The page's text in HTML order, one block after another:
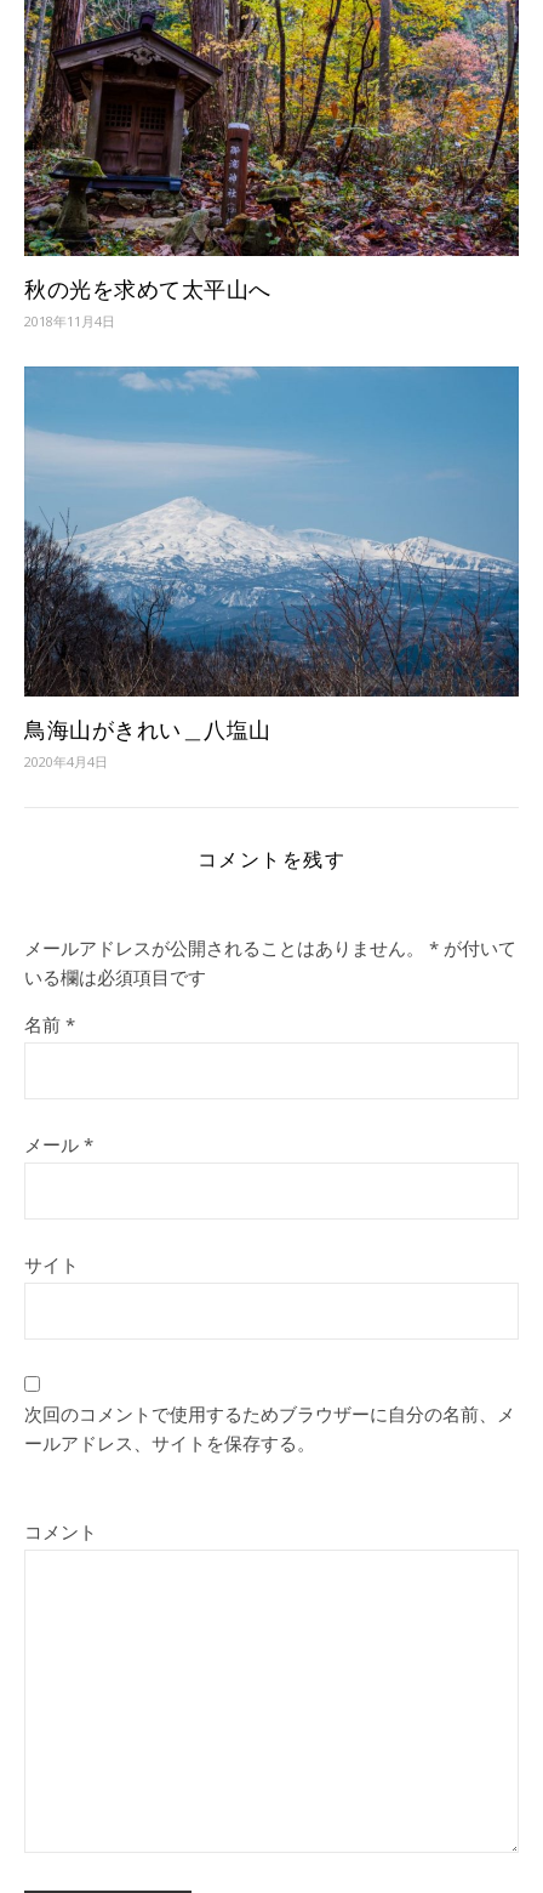
秋の光を求めて太平山へ
2018年11月4日
鳥海山がきれい＿八塩山
2020年4月4日
コメントを残す
メールアドレスが公開されることはありません。 * が付いて
いる欄は必須項目です
名前 *
メール *
サイト
次回のコメントで使用するためブラウザーに自分の名前、メ
ールアドレス、サイトを保存する。
コメント